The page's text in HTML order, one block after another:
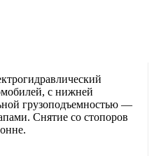
с нижней
грузоподъемностью —
Снятие со стопоров